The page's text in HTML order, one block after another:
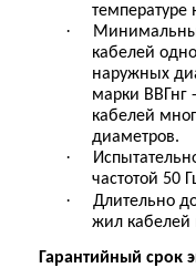
температуре
·
кабелей
наружных
марки ВВГнг
кабелей
диаметров.
·
частотой 50
·
Длительно
жил кабелей
Гарантийный срок